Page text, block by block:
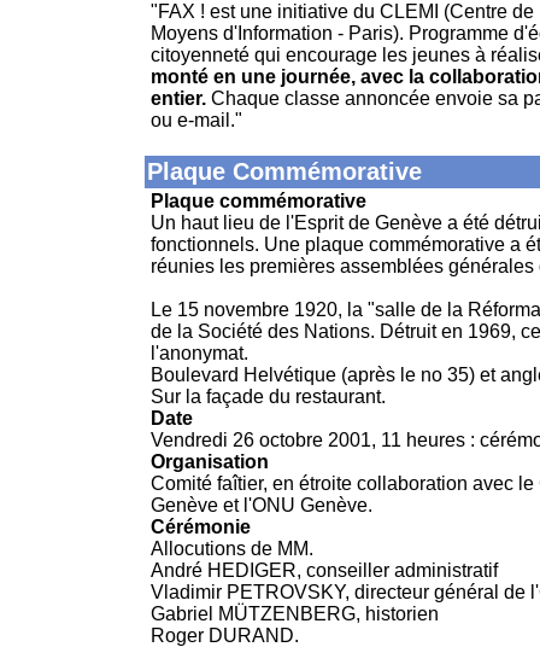
"FAX ! est une initiative du CLEMI (Centre
Moyens d'Information - Paris). Programme
citoyenneté qui encourage les jeunes à
monté en une journée, avec la
entier. Chaque classe annoncée envoie sa
ou e-mail."
Plaque Commémorative
Plaque commémorative
Un haut lieu de l'Esprit de Genève a été
fonctionnels. Une plaque commémorative a
réunies les premières assemblées générales
Le 15 novembre 1920, la "salle de la
de la Société des Nations. Détruit en 1969,
l'anonymat.
Boulevard Helvétique (après le no 35) et
Sur la façade du restaurant.
Date
Vendredi 26 octobre 2001, 11 heures :
Organisation
Comité faîtier, en étroite collaboration avec
Genève et l'ONU Genève.
Cérémonie
Allocutions de MM.
André HEDIGER, conseiller administratif
Vladimir PETROVSKY, directeur général de
Gabriel MÜTZENBERG, historien
Roger DURAND.